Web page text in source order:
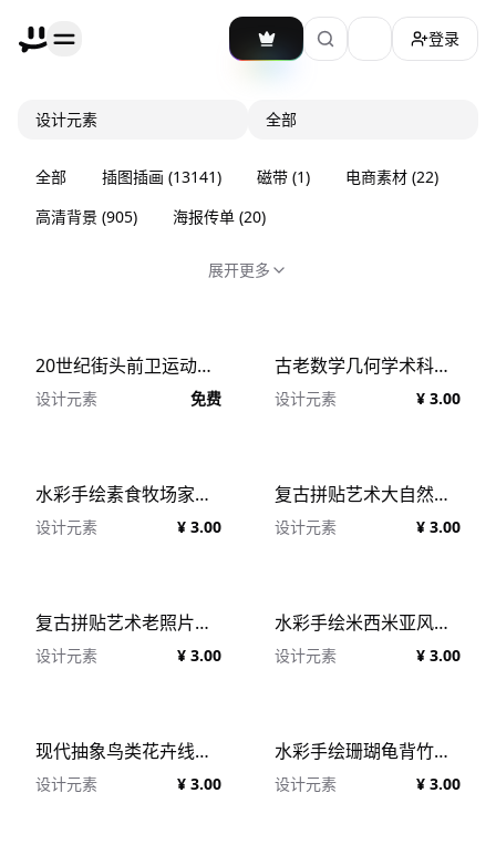
加载主题切换
登录
设计元素 全部
全部 插图插画 (13141) 磁带 (1) 电商素材 (22)
高清背景 (905) 海报传单 (20)
展开更多
20世纪街头前卫运动复古传统仿旧剪贴纸纹理素材合集包 Collage Cutouts Vol. 2
设计元素 免费
古老数学几何学术科研复古矢量插图素材合集 Hirschvogel geometria vector assets
设计元素 ¥ 3.00
水彩手绘素食牧场家畜动植物果蔬剪贴画素材合辑 ETHICAL LIVING vegan eco lifestyle
设计元素 ¥ 3.00
复古拼贴艺术大自然植物动物纸张做旧纹理素材合辑 Vintage Nature Collage Creator
设计元素 ¥ 3.00
复古拼贴艺术老照片人物植物花卉动物建筑剪贴画合辑 Vintage Collage Kit 2837+
设计元素 ¥ 3.00
水彩手绘米西米亚风格舒适住宅装饰元素PNG剪贴画素材 Watercolor Cozy Home
设计元素 ¥ 3.00
现代抽象鸟类花卉线稿轮廓矢量素材合辑 Modern Abstraction Birds & Plants
设计元素 ¥ 3.00
水彩手绘珊瑚龟背竹棕榈树热带植物花卉素材合辑 Tropics & Coral Watercolor Set
设计元素 ¥ 3.00